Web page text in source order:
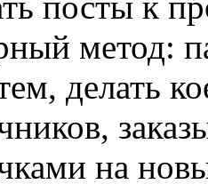
метод:
делать
на